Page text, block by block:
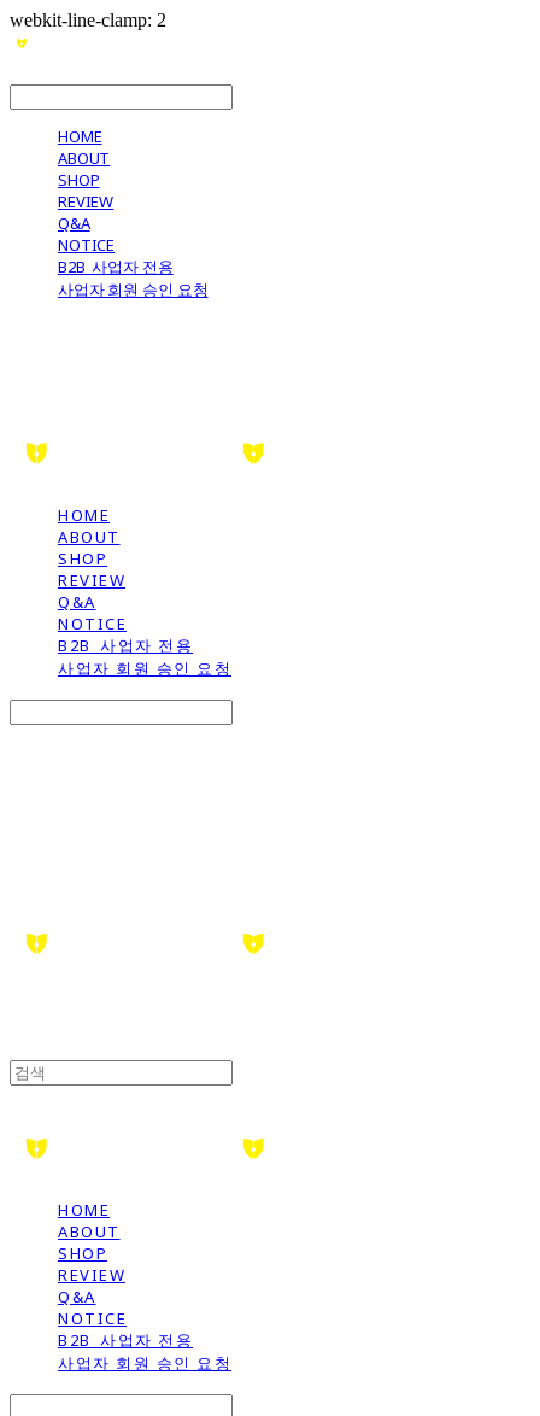
webkit-line-clamp: 2
HOME
ABOUT
SHOP
REVIEW
Q&A
NOTICE
B2B_사업자 전용
사업자 회원 승인 요청
HOME
ABOUT
SHOP
REVIEW
Q&A
NOTICE
B2B_사업자 전용
사업자 회원 승인 요청
HOME
ABOUT
SHOP
REVIEW
Q&A
NOTICE
B2B_사업자 전용
사업자 회원 승인 요청